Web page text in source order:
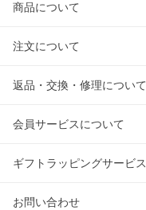
商品について
注文について
返品・交換・修理について
会員サービスについて
ギフトラッピングサービス
お問い合わせ